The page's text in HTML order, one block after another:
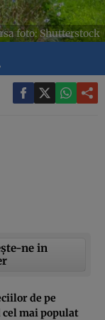
foto: Shutterstock
ne in
de pe
mai populat